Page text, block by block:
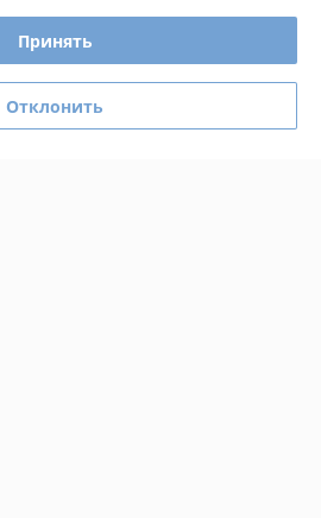
13.07.2025
Принять
Отклонить